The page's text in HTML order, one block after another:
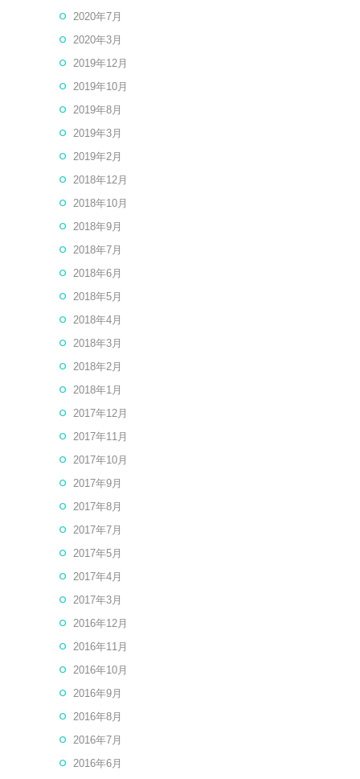
2020年7月
2020年3月
2019年12月
2019年10月
2019年8月
2019年3月
2019年2月
2018年12月
2018年10月
2018年9月
2018年7月
2018年6月
2018年5月
2018年4月
2018年3月
2018年2月
2018年1月
2017年12月
2017年11月
2017年10月
2017年9月
2017年8月
2017年7月
2017年5月
2017年4月
2017年3月
2016年12月
2016年11月
2016年10月
2016年9月
2016年8月
2016年7月
2016年6月